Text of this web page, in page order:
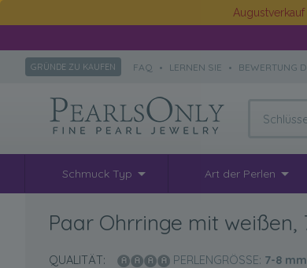
Augustverkauf
GRÜNDE ZU KAUFEN FAQ • LERNEN SIE • BEWERTUNG
Schmuck Typ Art der Perlen
Paar Ohrringe mit
QUALITÄT: PERLENGRÖSSE: 7-8 mm